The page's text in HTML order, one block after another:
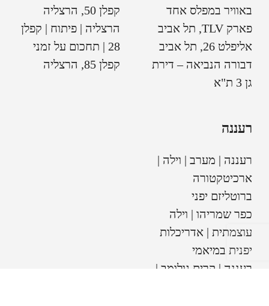
באוויר במפלס אחד
פארק TLV, תל אביב
אליפלט 26, תל אביב
דבורה הנביאה – דירת
גן 3 ת"א
קפלן 50, הרצליה
הרצליה | פיתוח | קפלן
28 | תחכום על זמני
קפלן 85, הרצליה
רעננה
רעננה | מערב | וילה |
ארכיטקטורה
ברוטליזם יפני
כפר שמריהו | וילה
עוצמתית | אדריכלות
יפנית במיאמי
רעננה | קרית גולומב |